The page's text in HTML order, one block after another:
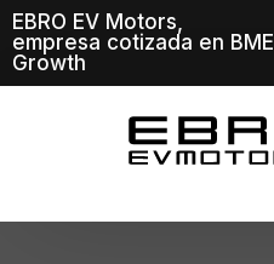
EBRO EV Motors,
empresa cotizada en BME
Growth